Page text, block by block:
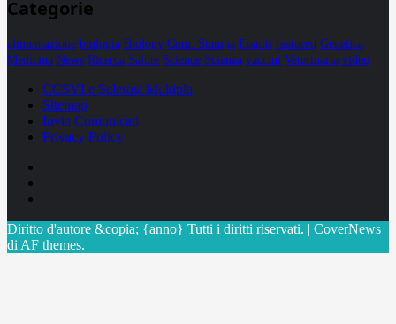
Categorie
alimentazione biologia Biology Com. Stampa Epatiti featured Genetica
Medicina News Ricerca Salute Science Scienza vaccini Veterinaria video
CCSVI e Sclerosi Multipla
Sitemap
Invia Comunicati
Privacy Policy
Diritto d'autore &copia; {anno} Tutti i diritti riservati. | CoverNews
di AF themes.